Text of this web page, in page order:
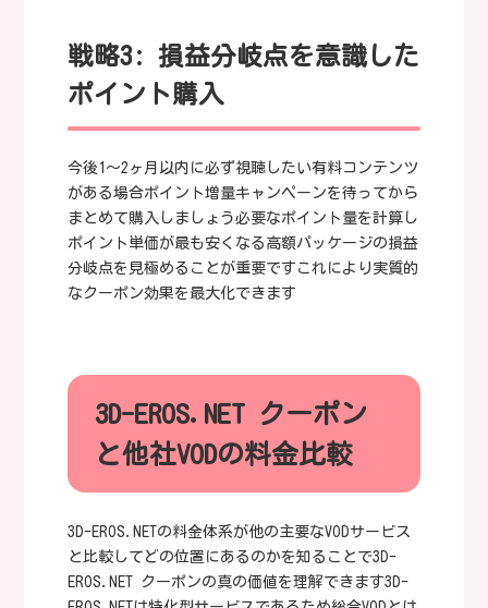
戦略3: 損益分岐点を意識した
ポイント購入
今後1〜2ヶ月以内に必ず視聴したい有料コンテンツ
がある場合ポイント増量キャンペーンを待ってから
まとめて購入しましょう必要なポイント量を計算し
ポイント単価が最も安くなる高額パッケージの損益
分岐点を見極めることが重要ですこれにより実質的
なクーポン効果を最大化できます
3D-EROS.NET クーポン
と他社VODの料金比較
3D-EROS.NETの料金体系が他の主要なVODサービス
と比較してどの位置にあるのかを知ることで3D-
EROS.NET クーポンの真の価値を理解できます3D-